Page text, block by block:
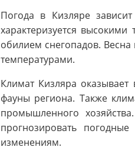
Погода в Кизляре
характеризуется
обилием снегопадов.
температурами.
Климат Кизляра
фауны региона. Также
промышленного
прогнозировать
изменениям.